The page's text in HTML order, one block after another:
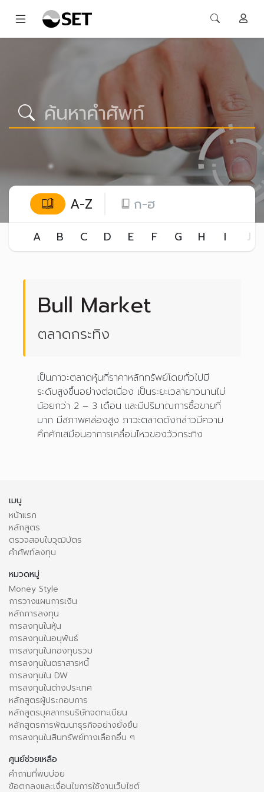
A-Z ก-ฮ
A B C D E F G H I J
Bull Market
ตลาดกระทิง
เป็นภาวะตลาดหุ้นที่ราคาหลักทรัพย์โดยทั่วไปมี
ระดับสูงขึ้นอย่างต่อเนื่อง เป็นระยะเวลายาวนานไม่
น้อยกว่า 2 – 3 เดือน และมีปริมาณการซื้อขายที่
มาก มีสภาพคล่องสูง ภาวะตลาดดังกล่าวมีความ
คึกคักเสมือนอาการเคลื่อนไหวของวัวกระทิง
เมนู
หน้าแรก
หลักสูตร
ตรวจสอบใบวุฒิบัตร
คำศัพท์ลงทุน
หมวดหมู่
Money Style
การวางแผนการเงิน
หลักการลงทุน
การลงทุนในหุ้น
การลงทุนในอนุพันธ์
การลงทุนในกองทุนรวม
การลงทุนในตราสารหนี้
การลงทุนใน DW
การลงทุนในต่างประเทศ
หลักสูตรผู้ประกอบการ
หลักสูตรบุคลากรบริษัทจดทะเบียน
หลักสูตรการพัฒนาธุรกิจอย่างยั่งยืน
การลงทุนในสินทรัพย์ทางเลือกอื่น ๆ
ศูนย์ช่วยเหลือ
คำถามที่พบบ่อย
ข้อตกลงและเงื่อนไขการใช้งานเว็บไซต์